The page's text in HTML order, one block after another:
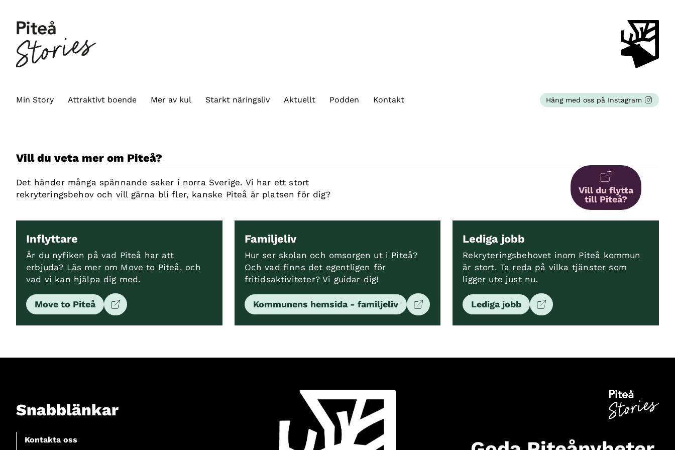
Min Story Attraktivt boende Mer av kul Starkt näringsliv Aktuellt Podden Kontakt Häng med oss på Instagram
Vill du flytta
till Piteå?
Vill du veta mer om Piteå?
Det händer många spännande saker i norra Sverige. Vi har ett stort
rekryteringsbehov och vill gärna bli fler, kanske Piteå är platsen för dig?
Inflyttare
Är du nyfiken på vad Piteå har att
erbjuda? Läs mer om Move to Piteå, och
vad vi kan hjälpa dig med.
Move to Piteå
Familjeliv
Hur ser skolan och omsorgen ut i Piteå?
Och vad finns det egentligen för
fritidsaktiviteter? Vi guidar dig!
Kommunens hemsida - familjeliv
Lediga jobb
Rekryteringsbehovet inom Piteå kommun
är stort. Ta reda på vilka tjänster som
ligger ute just nu.
Lediga jobb
Snabblänkar
Kontakta oss